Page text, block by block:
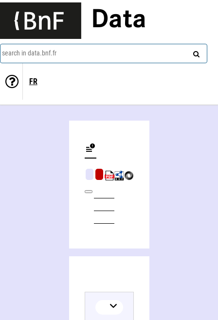
Data
search in data.bnf.fr
FR